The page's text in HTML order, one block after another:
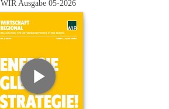
WIR Ausgabe 05-2026